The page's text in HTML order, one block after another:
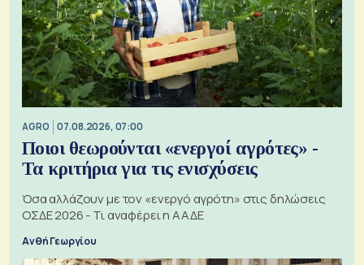
AGRO 07.08.2026, 07:00
Ποιοι θεωρούνται «ενεργοί αγρότες» -
Τα κριτήρια για τις ενισχύσεις
Όσα αλλάζουν με τον «ενεργό αγρότη» στις δηλώσεις
ΟΣΔΕ 2026 - Τι αναφέρει η ΑΑΔΕ
Ανθή Γεωργίου